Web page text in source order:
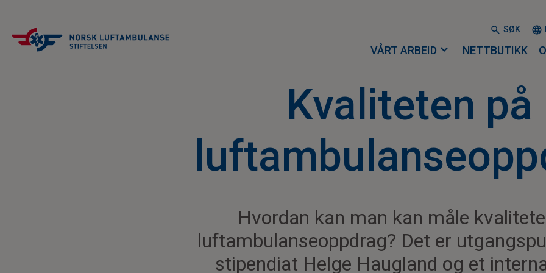
SØK
VÅRT ARBEID expand_more NETTBUTIKK
Kvaliteten på
Hvordan kan man kan måle
luftambulanseoppdrag? Det er
stipendiat Helge Haugland og et